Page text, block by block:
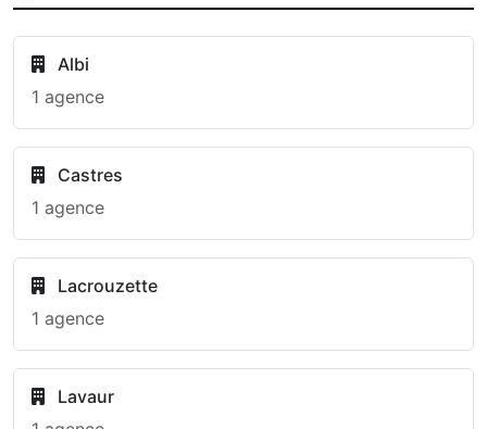
Albi
1 agence
Castres
1 agence
Lacrouzette
1 agence
Lavaur